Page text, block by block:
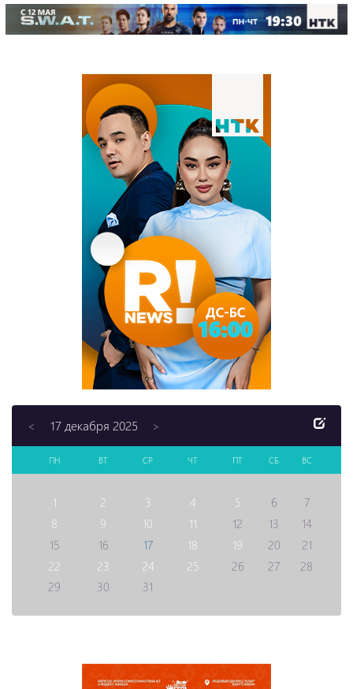
< 17 декабря 2025 >
ПН ВТ СР ЧТ ПТ СБ ВС
1 2 3 4 5 6
7
8
9 10 11 12 13
14
15
16 17 18 19 20
21
22
23 24 25 26 27
28
29
30 31